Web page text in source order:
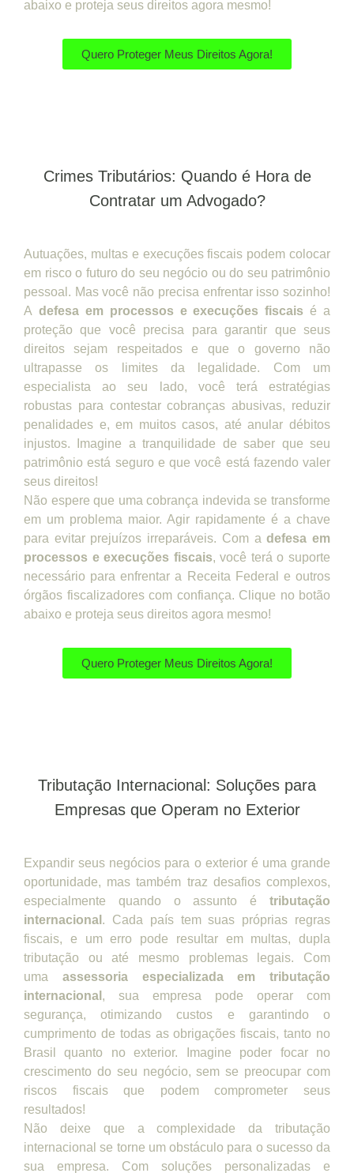
abaixo e proteja seus direitos agora mesmo!
Quero Proteger Meus Direitos Agora!
Crimes Tributários: Quando é Hora de
Contratar um Advogado?
Autuações, multas e execuções fiscais podem colocar
em risco o futuro do seu negócio ou do seu patrimônio
pessoal. Mas você não precisa enfrentar isso sozinho!
A defesa em processos e execuções fiscais é a
proteção que você precisa para garantir que seus
direitos sejam respeitados e que o governo não
ultrapasse os limites da legalidade. Com um
especialista ao seu lado, você terá estratégias
robustas para contestar cobranças abusivas, reduzir
penalidades e, em muitos casos, até anular débitos
injustos. Imagine a tranquilidade de saber que seu
patrimônio está seguro e que você está fazendo valer
seus direitos!
Não espere que uma cobrança indevida se transforme
em um problema maior. Agir rapidamente é a chave
para evitar prejuízos irreparáveis. Com adefesa em
processos e execuções fiscais, você terá o suporte
necessário para enfrentar a Receita Federal e outros
órgãos fiscalizadores com confiança. Clique no botão
abaixo e proteja seus direitos agora mesmo!
Quero Proteger Meus Direitos Agora!
Tributação Internacional: Soluções para
Empresas que Operam no Exterior
Expandir seus negócios para o exterior é uma grande
oportunidade, mas também traz desafios complexos,
especialmente quando o assunto é tributação
internacional . Cada país tem suas próprias regras
fiscais, e um erro pode resultar em multas, dupla
tributação ou até mesmo problemas legais. Com
uma assessoria especializada em tributação
internacional , sua empresa pode operar com
segurança, otimizando custos e garantindo o
cumprimento de todas as obrigações fiscais, tanto no
Brasil quanto no exterior. Imagine poder focar no
crescimento do seu negócio, sem se preocupar com
riscos fiscais que podem comprometer seus
resultados!
Não deixe que a complexidade da tributação
internacional se torne um obstáculo para o sucesso da
sua empresa. Com soluções personalizadas e